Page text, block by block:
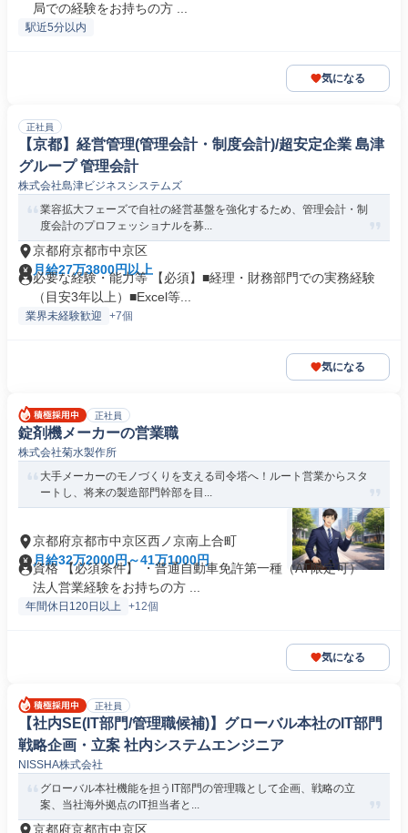
局での経験をお持ちの方 ...
駅近5分以内
気になる
正社員
【京都】経営管理(管理会計・制度会計)/超安定企業 島津
グループ 管理会計
株式会社島津ビジネスシステムズ
業容拡大フェーズで自社の経営基盤を強化するため、管理会計・制
度会計のプロフェッショナルを募...
京都府京都市中京区
月給27万3800円以上
必要な経験・能力等 【必須】■経理・財務部門での実務経験
（目安3年以上）■Excel等...
業界未経験歓迎 +7個
気になる
正社員
錠剤機メーカーの営業職
株式会社菊水製作所
大手メーカーのモノづくりを支える司令塔へ！ルート営業からスタ
ートし、将来の製造部門幹部を目...
京都府京都市中京区西ノ京南上合町
月給32万2000円～41万1000円
資格 【必須条件】 ・普通自動車免許第一種（AT限定可） ・
法人営業経験をお持ちの方 ...
年間休日120日以上 +12個
気になる
正社員
【社内SE(IT部門/管理職候補)】グローバル本社のIT部門
戦略企画・立案 社内システムエンジニア
NISSHA株式会社
グローバル本社機能を担うIT部門の管理職として企画、戦略の立
案、当社海外拠点のIT担当者と...
京都府京都市中京区